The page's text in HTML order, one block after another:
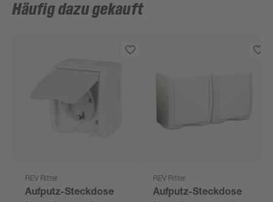
Häufig dazu gekauft
REV Ritter
Aufputz-Steckdose
REV Ritter
Aufputz-Steckdose